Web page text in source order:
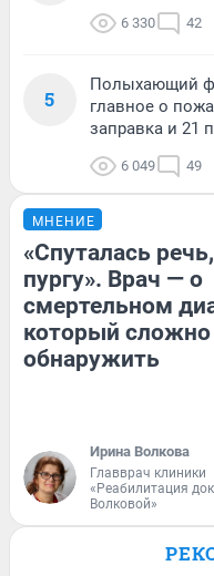
6 330 42
5
Полыхающий
главное о
заправка и 21
6 049 49
МНЕНИЕ
«Спуталась
пургу». Врач — о
смертельном
который сложно
обнаружить
Ирина Волкова
Главврач клиники
«Реабилитация
Волковой»